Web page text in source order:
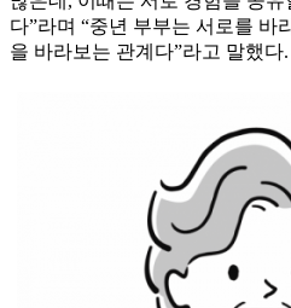
다”라며 “중년 부부는 서로를 바
을 바라보는 관계다”라고 말했다.